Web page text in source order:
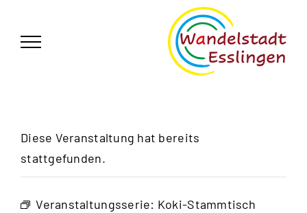
springen
Diese Veranstaltung hat bereits
stattgefunden.
Veranstaltungsserie: Koki-Stammtisch